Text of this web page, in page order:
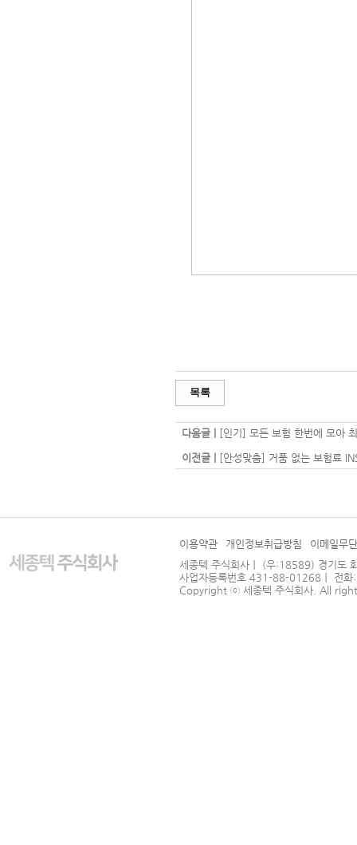
목록
다음글 | [인기] 모든 보험 한번에 모아
이전글 | [안성맞춤] 거품 없는 보험료
이용약관 개인정보취급방침
이메일무
세종텍 주식회사｜ (우:18589) 경기도
사업자등록번호 431-88-01268｜ 전
Copyright ⓒ 세종텍 주식회사 . All